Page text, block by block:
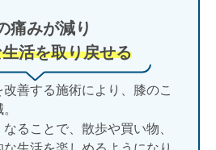
痛みが減り
活を取り戻せる
善する施術により、膝のこ
ることで、散歩や買い物、